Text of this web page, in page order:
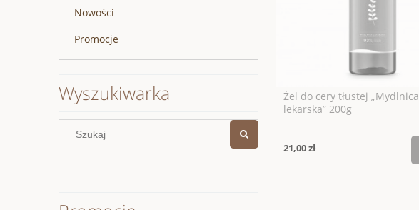
Nowości
Promocje
Wyszukiwarka
Żel do cery tłustej „Mydlnica
lekarska” 200g
21,00 zł